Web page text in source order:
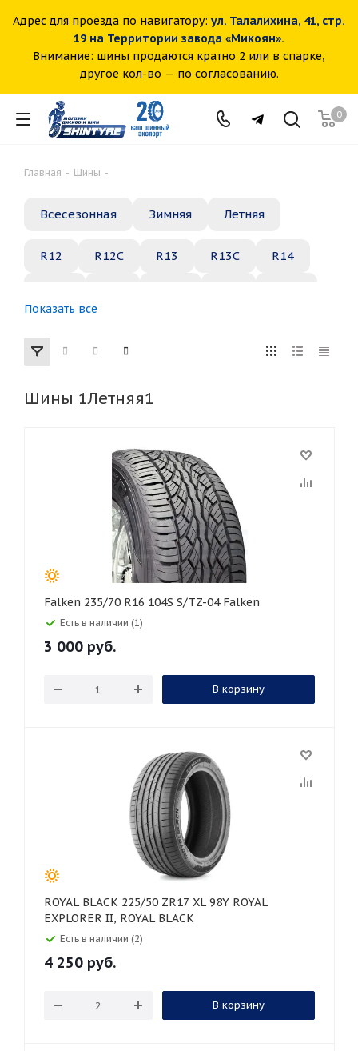
Адрес для проезда по навигатору: ул. Талалихина, 41, стр.
19 на Территории завода «Микоян».
Внимание: шины продаются кратно 2 или в спарке,
другое кол-во — по согласованию.
0
Главная - Шины -
Всесезонная Зимняя Летняя
R12 R12C R13 R13C R14
R22
155 165 185
275 285 295
325
40 45 45
55 65 70 75
Показать все
Шины 1Летняя1
Falken 235/70 R16 104S S/TZ-04 Falken
Есть в наличии (1)
3 000 руб.
В корзину
ROYAL BLACK 225/50 ZR17 XL 98Y ROYAL
EXPLORER II, ROYAL BLACK
Есть в наличии (2)
4 250 руб.
В корзину